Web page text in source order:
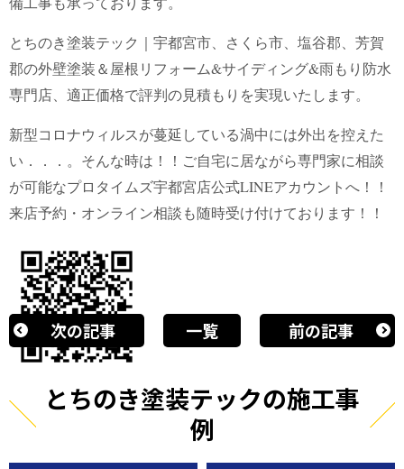
とちのき塗装テック｜宇都宮市、さくら市、塩谷郡、芳賀
郡の外壁塗装＆屋根リフォーム&サイディング&雨もり防水
専門店、適正価格で評判の見積もりを実現いたします。
新型コロナウィルスが蔓延している渦中には外出を控えた
い．．．。そんな時は！！ご自宅に居ながら専門家に相談
が可能なプロタイムズ宇都宮店公式LINEアカウントへ！！
来店予約・オンライン相談も随時受け付けております！！
次の記事 一覧 前の記事
とちのき塗装テックの施工事
例